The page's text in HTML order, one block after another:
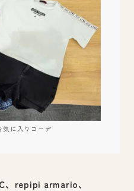
気に入りコーデ
、repipi armario、